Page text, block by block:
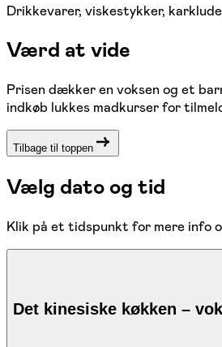
Drikkevarer, viskestykker,
Værd at vide
Prisen dækker en voksen og et
indkøb lukkes madkurser for
Tilbage til toppen
Vælg dato og tid
Klik på et tidspunkt for mere info
Det kinesiske køkken –